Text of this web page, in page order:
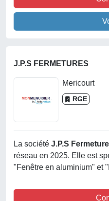
J.P.S FERMETURES
Mericourt
RGE
La société J.p.s
réseau en 2025. Elle est
"Fenêtre en aluminium" et